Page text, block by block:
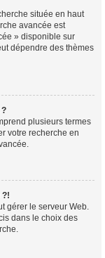
située en haut
avancée est
» disponible sur
dépendre des thèmes
plusieurs termes
votre recherche en
?!
gérer le serveur Web.
dans le choix des